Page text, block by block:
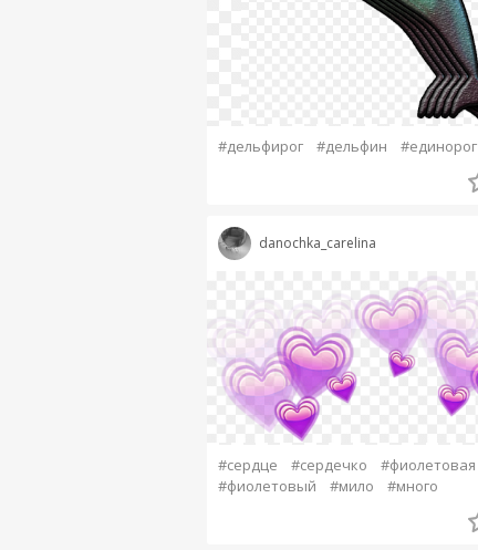
#дельфирог #дельфин #единорог
danochka_carelina
#сердце #сердечко
#фиолетовая
#фиолетовый
#мило #много